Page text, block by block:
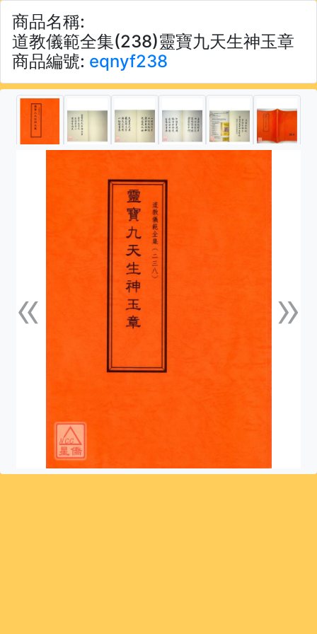
商品名稱:
道教儀範全集(238)靈寶九天生神玉章
商品編號: eqnyf238
«上一張 »下一